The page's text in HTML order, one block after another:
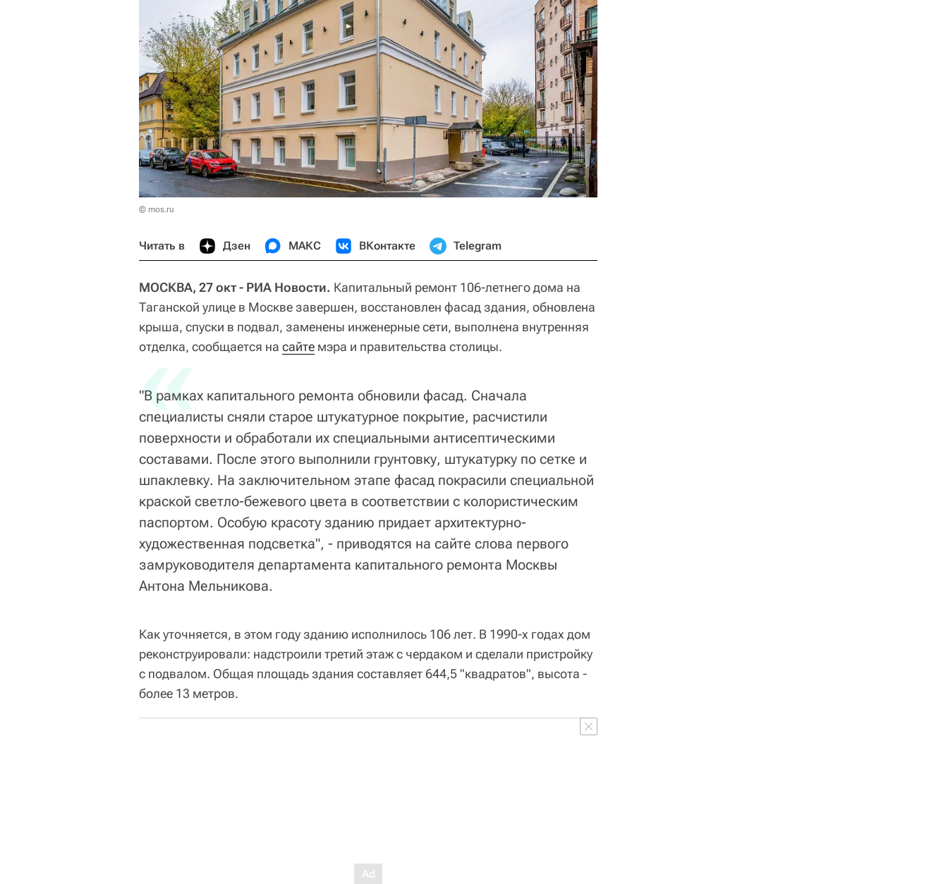
© mos.ru
Читать в Дзен МАКС ВКонтакте Telegram
МОСКВА, 27 окт - РИА Новости. Капитальный ремонт 106-летнего дома на
Таганской улице в Москве завершен, восстановлен фасад здания, обновлена
крыша, спуски в подвал, заменены инженерные сети, выполнена внутренняя
отделка, сообщается на сайте мэра и правительства столицы.
«
"В рамках капитального ремонта обновили фасад. Сначала
специалисты сняли старое штукатурное покрытие, расчистили
поверхности и обработали их специальными антисептическими
составами. После этого выполнили грунтовку, штукатурку по сетке и
шпаклевку. На заключительном этапе фасад покрасили специальной
краской светло-бежевого цвета в соответствии с колористическим
паспортом. Особую красоту зданию придает архитектурно-
художественная подсветка", - приводятся на сайте слова первого
замруководителя департамента капитального ремонта Москвы
Антона Мельникова.
Как уточняется, в этом году зданию исполнилось 106 лет. В 1990-х годах дом
реконструировали: надстроили третий этаж с чердаком и сделали пристройку
с подвалом. Общая площадь здания составляет 644,5 "квадратов", высота -
более 13 метров.